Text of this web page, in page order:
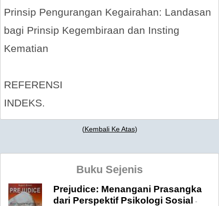
Prinsip Pengurangan Kegairahan: Landasan
bagi Prinsip Kegembiraan dan Insting
Kematian
REFERENSI
INDEKS.
(Kembali Ke Atas)
Buku Sejenis
Prejudice: Menangani Prasangka
dari Perspektif Psikologi Sosial -